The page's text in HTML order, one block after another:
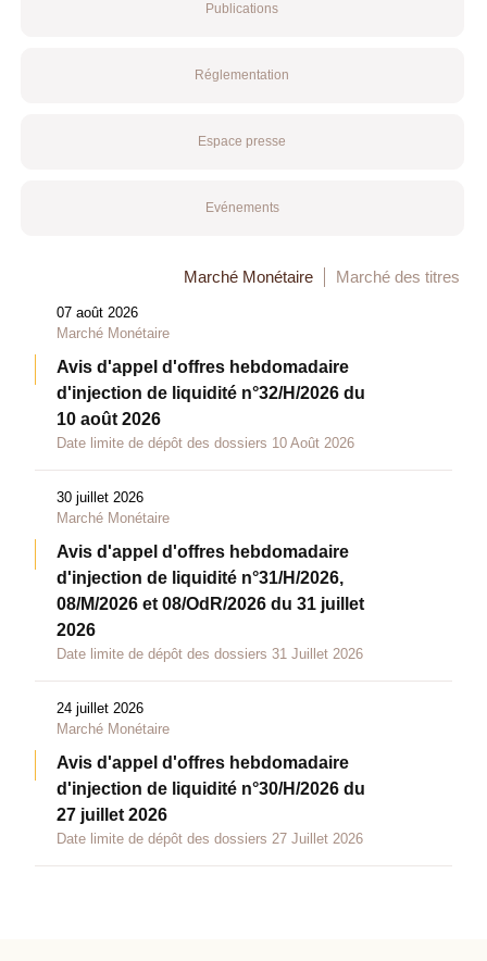
Publications
Réglementation
Espace presse
Evénements
Marché Monétaire Marché des titres
07 août 2026
Marché Monétaire
Avis d'appel d'offres hebdomadaire
d'injection de liquidité n°32/H/2026 du
10 août 2026
Date limite de dépôt des dossiers 10 Août 2026
30 juillet 2026
Marché Monétaire
Avis d'appel d'offres hebdomadaire
d'injection de liquidité n°31/H/2026,
08/M/2026 et 08/OdR/2026 du 31 juillet
2026
Date limite de dépôt des dossiers 31 Juillet 2026
24 juillet 2026
Marché Monétaire
Avis d'appel d'offres hebdomadaire
d'injection de liquidité n°30/H/2026 du
27 juillet 2026
Date limite de dépôt des dossiers 27 Juillet 2026